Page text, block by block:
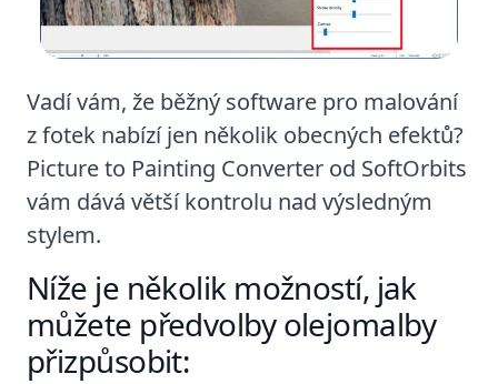
Vadí vám, že běžný software pro malování
z fotek nabízí jen několik obecných efektů?
Picture to Painting Converter od SoftOrbits
vám dává větší kontrolu nad výsledným
stylem.
Níže je několik možností, jak
můžete předvolby olejomalby
přizpůsobit: